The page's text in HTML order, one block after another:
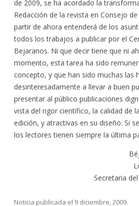
de 2009, se ha acordado la
Redacción de la revista en Consejo
partir de ahora entenderá de los
todos los trabajos a publicar por el
Bejaranos. Ni que decir tiene que ni
momento, esta tarea ha sido
concepto, y que han sido muchas las
desinteresadamente a llevar a buen
presentar al público publicaciones
vista del rigor científico, la calidad de
edición, y atractivas en su diseño. Si
los lectores tienen siempre la última
Secretaria
Noticia publicada el 9 diciembre, 2009.